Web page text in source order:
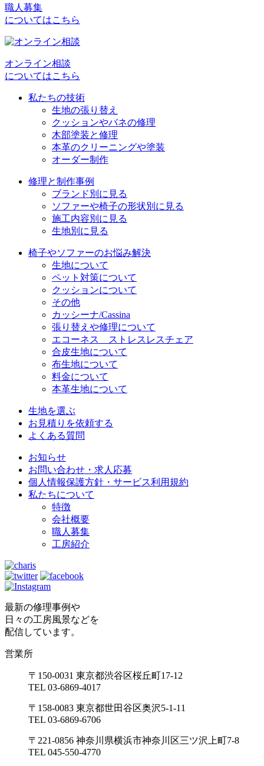
ビ
ゲ
ー
シ
ョ
職人募集
についてはこちら
オンライン相談
についてはこちら
私たちの技術
生地の張り替え
クッションやバネの修理
木部塗装と修理
本革のクリーニングや塗装
オーダー制作
修理と制作事例
ブランド別に見る
ソファーや椅子の形状別に見る
施工内容別に見る
生地別に見る
椅子やソファーのお悩み解決
生地について
ペット対策について
クッションについて
その他
カッシーナ/Cassina
張り替えや修理について
エコーネス ストレスレスチェア
合皮生地について
布生地について
料金について
本革生地について
生地を選ぶ
お見積りを依頼する
よくある質問
お知らせ
お問い合わせ・求人応募
個人情報保護方針・サービス利用規約
私たちについて
特徴
会社概要
職人募集
工房紹介
最新の修理事例や
日々の工房風景などを
配信しています。
営業所
〒150-0031 東京都渋谷区桜丘町17-12
TEL 03-6869-4017
〒158-0083 東京都世田谷区奥沢5-1-11
TEL 03-6869-6706
〒221-0856 神奈川県横浜市神奈川区三ツ沢上町7-8
TEL 045-550-4770